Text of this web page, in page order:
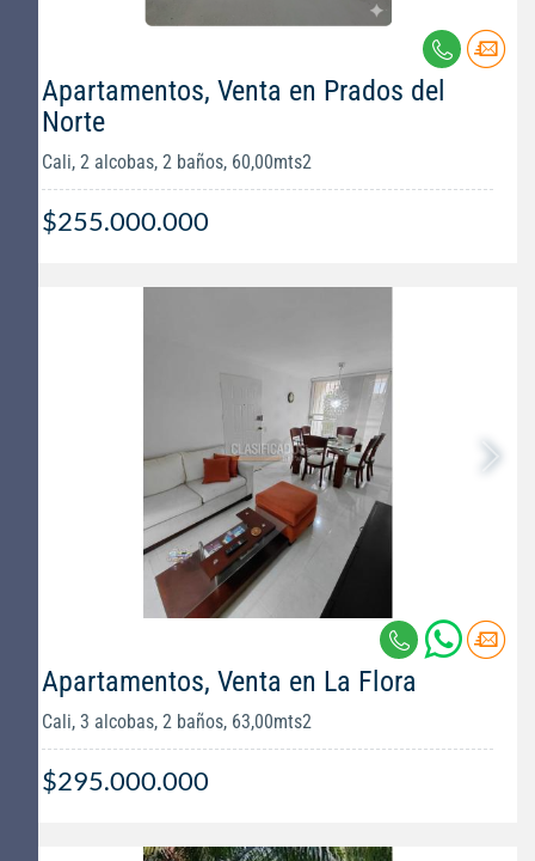
Apartamentos, Venta en Prados del
Norte
Cali, 2 alcobas, 2 baños, 60,00mts2
$255.000.000
Apartamentos, Venta en La Flora
Cali, 3 alcobas, 2 baños, 63,00mts2
$295.000.000